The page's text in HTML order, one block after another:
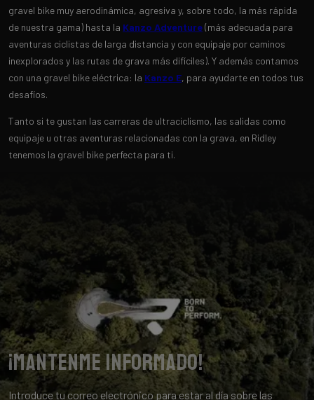
gravel bike muy aerodinámica, agresiva y, sobre todo, la más rápida
de nuestra gama) hasta la Kanzo Adventure(más adecuada para
aventuras ciclistas de larga distancia y con equipaje por caminos
inexplorados y las rutas de grava más difíciles). Y además contamos
con una gravel bike eléctrica: la Kanzo E, para ayudarte en todos tus
desafíos.
Tanto si te gustan las carreras de ultraciclismo, las salidas como
equipaje u otras aventuras relacionadas con la grava, en Ridley
tenemos la gravel bike perfecta para ti.
¡Mantenme informado!
Introduce tu correo electrónico para estar al día sobre las